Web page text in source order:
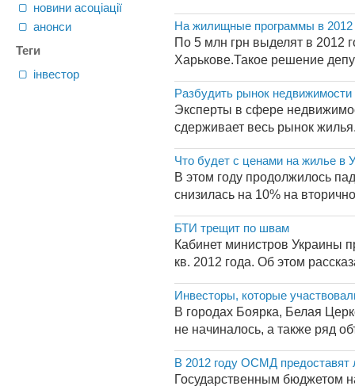
новини асоціації
анонси
Теги
інвестор
На жилищные программы в 2012
По 5 млн грн выделят в 2012
Харькове.Такое решение
Разбудить рынок недвижимости
Эксперты в сфере
сдерживает весь рынок
Что будет с ценами на жилье в
В этом году продолжилось
снизилась на 10% на
БТИ трещит по швам
Кабинет министров Украины
кв. 2012 года. Об этом
Инвесторы, которые
В городах Боярка, Белая
не начиналось, а также ряд
В 2012 году ОСМД предоставят
Государственным бюджетом